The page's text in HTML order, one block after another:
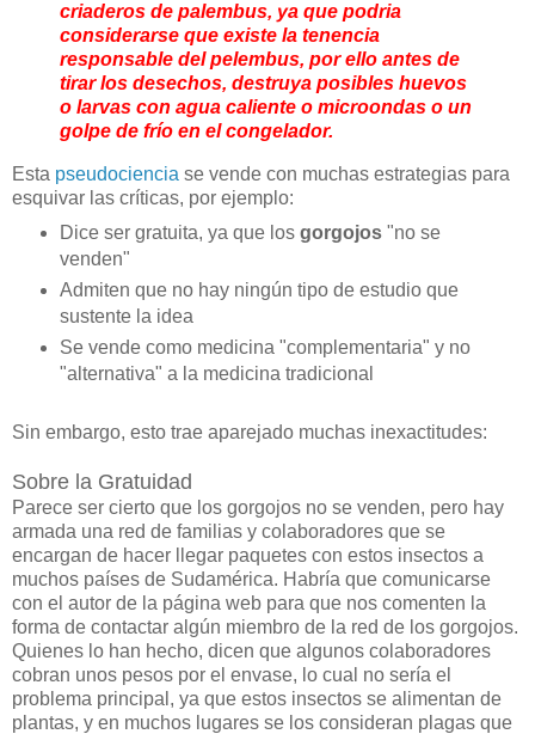
criaderos de palembus, ya que podria
considerarse que existe la tenencia
responsable del pelembus, por ello antes de
tirar los desechos, destruya posibles huevos
o larvas con agua caliente o microondas o un
golpe de frío en el congelador.
Esta pseudociencia se vende con muchas estrategias para
esquivar las críticas, por ejemplo:
Dice ser gratuita, ya que los gorgojos"no se
venden"
Admiten que no hay ningún tipo de estudio que
sustente la idea
Se vende como medicina "complementaria" y no
"alternativa" a la medicina tradicional
Sin embargo, esto trae aparejado muchas inexactitudes:
Sobre la Gratuidad
Parece ser cierto que los gorgojos no se venden, pero hay
armada una red de familias y colaboradores que se
encargan de hacer llegar paquetes con estos insectos a
muchos países de Sudamérica. Habría que comunicarse
con el autor de la página web para que nos comenten la
forma de contactar algún miembro de la red de los gorgojos.
Quienes lo han hecho, dicen que algunos colaboradores
cobran unos pesos por el envase, lo cual no sería el
problema principal, ya que estos insectos se alimentan de
plantas, y en muchos lugares se los consideran plagas que